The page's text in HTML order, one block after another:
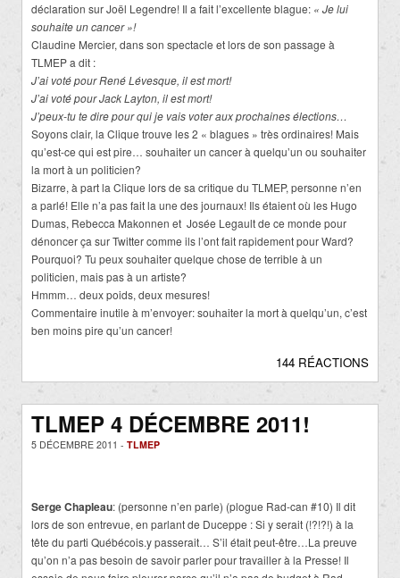
déclaration sur Joël Legendre! Il a fait l’excellente blague: « Je lui
souhaite un cancer »!
Claudine Mercier, dans son spectacle et lors de son passage à
TLMEP a dit :
J’ai voté pour René Lévesque, il est mort!
J’ai voté pour Jack Layton, il est mort!
J’peux-tu te dire pour qui je vais voter aux prochaines élections…
Soyons clair, la Clique trouve les 2 « blagues » très ordinaires! Mais
qu’est-ce qui est pire… souhaiter un cancer à quelqu’un ou souhaiter
la mort à un politicien?
Bizarre, à part la Clique lors de sa critique du TLMEP, personne n’en
a parlé! Elle n’a pas fait la une des journaux! Ils étaient où les Hugo
Dumas, Rebecca Makonnen et Josée Legault de ce monde pour
dénoncer ça sur Twitter comme ils l’ont fait rapidement pour Ward?
Pourquoi? Tu peux souhaiter quelque chose de terrible à un
politicien, mais pas à un artiste?
Hmmm… deux poids, deux mesures!
Commentaire inutile à m’envoyer: souhaiter la mort à quelqu’un, c’est
ben moins pire qu’un cancer!
144 RÉACTIONS
TLMEP 4 DÉCEMBRE 2011!
5 DÉCEMBRE 2011 - TLMEP
Serge Chapleau: (personne n’en parle) (plogue Rad-can #10) Il dit
lors de son entrevue, en parlant de Duceppe : Si y serait (!?!?!) à la
tête du parti Québécois.y passerait… S’il était peut-être…La preuve
qu’on n’a pas besoin de savoir parler pour travailler à la Presse! Il